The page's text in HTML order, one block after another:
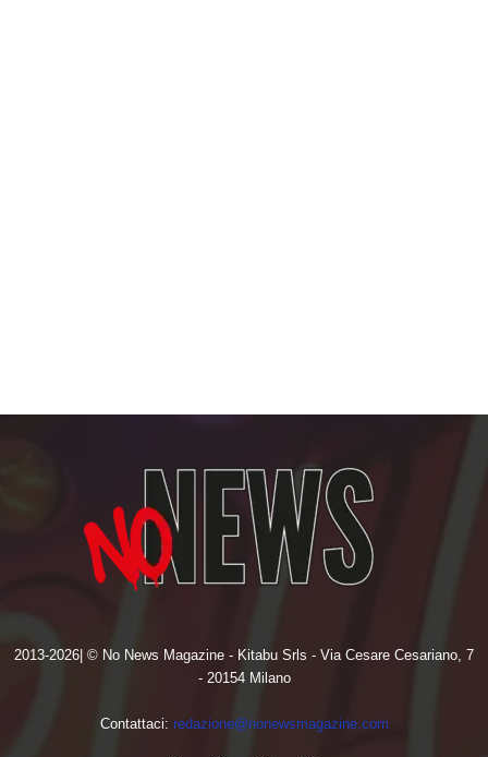
2013-2026| © No News Magazine - Kitabu Srls - Via Cesare Cesariano, 7
- 20154 Milano
Contattaci: redazione@nonewsmagazine.com